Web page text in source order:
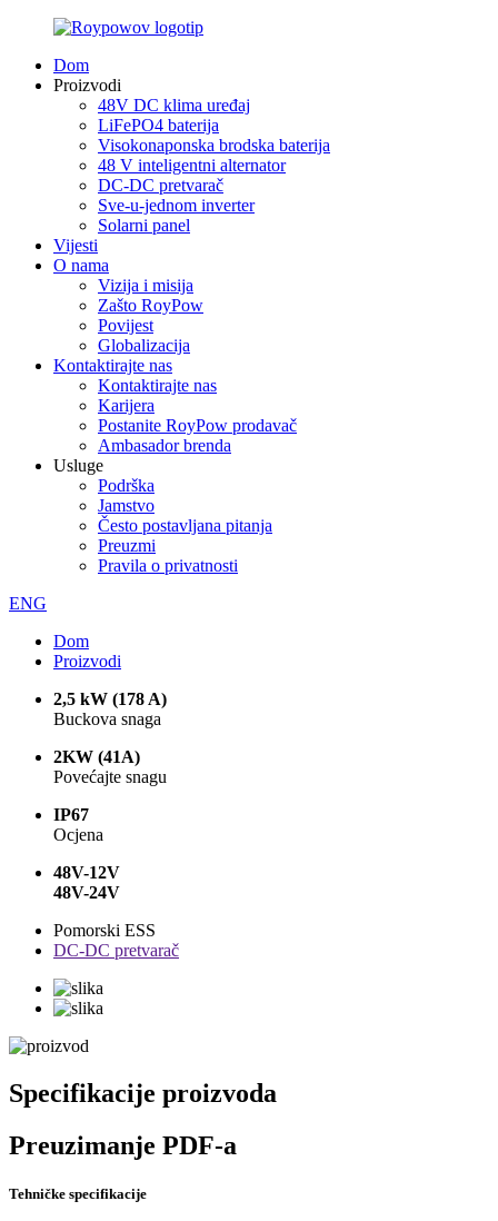
Dom
Proizvodi
48V DC klima uređaj
LiFePO4 baterija
Visokonaponska brodska baterija
48 V inteligentni alternator
DC-DC pretvarač
Sve-u-jednom inverter
Solarni panel
Vijesti
O nama
Vizija i misija
Zašto RoyPow
Povijest
Globalizacija
Kontaktirajte nas
Kontaktirajte nas
Karijera
Postanite RoyPow prodavač
Ambasador brenda
Usluge
Podrška
Jamstvo
Često postavljana pitanja
Preuzmi
Pravila o privatnosti
ENG
Dom
Proizvodi
2,5 kW (178 A)
Buckova snaga
2KW (41A)
Povećajte snagu
IP67
Ocjena
48V-12V
48V-24V
Pomorski ESS
DC-DC pretvarač
Specifikacije proizvoda
Preuzimanje PDF-a
Tehničke specifikacije